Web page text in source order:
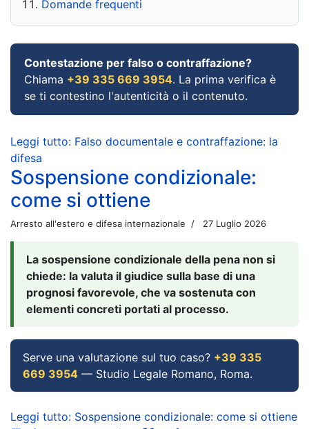
Domande frequenti
Contestazione per falso o contraffazione?
Chiama +39 335 669 3954. La prima verifica è
se ti contestino l'autenticità o il contenuto.
Leggi tutto: Falso documentale e contraffazione: la
difesa
Sospensione condizionale:
come si ottiene
Arresto all'estero e difesa internazionale 27 Luglio 2026
La sospensione condizionale della pena non si
chiede: la valuta il giudice sulla base di una
prognosi favorevole, che va sostenuta con
elementi concreti portati al processo.
Serve una valutazione sul tuo caso? +39 335
669 3954 — Studio Legale Romano, Roma.
Leggi tutto: Sospensione condizionale: come si ottiene